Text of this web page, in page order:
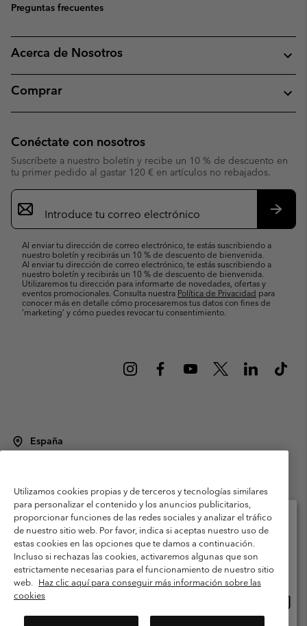
Preguntas frecuentes
Acerca de Nosotros
Comprar
Conéctate con nosotros
Suscríbete a nuestro boletín y recibe un 10 % de descuento en
tu primer pedido al gastar 120 € en artículos no rebajados.
Suscripción
de
correo
Al enviar tu dirección de correo electrónico, te estás suscribiendo a
nuestro boletín y recibirás un 10 % de descuento de bienvenida.
Al enviar tu dirección de correo electrónico, te estás suscribiendo a
nuestro boletín y recibirás un 10 % de descuento de bienvenida.
Utilizaremos tu dirección para informarte de novedades, ofertas y
eventos promocionales. Consulta nuestra Política de Privacidad para
conocer más en detalle cómo procesaremos tus datos con fines de
’marketing’ y cómo puedes revocar tu consentimiento.
España
Condiciones de uso
Terminos de Venta
Garantía
Política de Privacidad
Términos y condiciones del programa de miembros
Términos De Uso Del Contenido Generado Por Los Usuarios
Impressum
Cookies Public CBCR
Utilizamos cookies propias y de terceros y tecnologías similares
para personalizar el contenido y los anuncios publicitarios,
proporcionar funciones de las redes sociales y analizar el tráfico
de nuestro sitio web. Por favor, indica si aceptas nuestro uso de
estas cookies en las opciones que te damos a continuación.
Incluso si rechazas las cookies, activaremos algunas que son
estrictamente necesarias para el funcionamiento de nuestro sitio
web. Haz clic aquí para conseguir más información sobre las
cookies
Selecciona tu país e idioma envío
Compras en línea disponibles